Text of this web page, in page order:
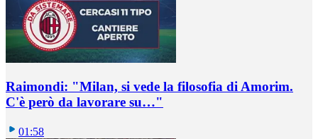
Raimondi: "Milan, si vede la filosofia di Amorim.
C'è però da lavorare su…"
01:58